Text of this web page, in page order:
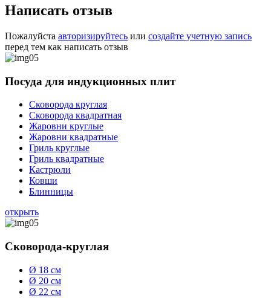
Написать отзыв
Пожалуйста авторизируйтесь или создайте учетную запись
перед тем как написать отзыв
Посуда для индукционных плит
Сковорода круглая
Сковорода квадратная
Жаровни круглые
Жаровни квадратные
Гриль круглые
Гриль квадратные
Кастрюли
Ковши
Блинницы
открыть
Сковорода-круглая
Ø 18 см
Ø 20 см
Ø 22 см